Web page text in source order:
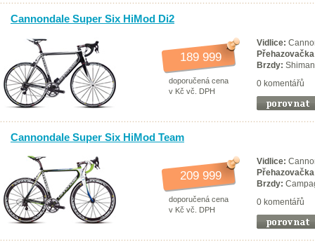
Cannondale Super Six HiMod Di2
189 999
doporučená cena
v Kč vč. DPH
Vidlice:
Brzdy:
0 komentářů
Cannondale Super Six HiMod Team
209 999
doporučená cena
v Kč vč. DPH
Vidlice:
Brzdy:
0 komentářů